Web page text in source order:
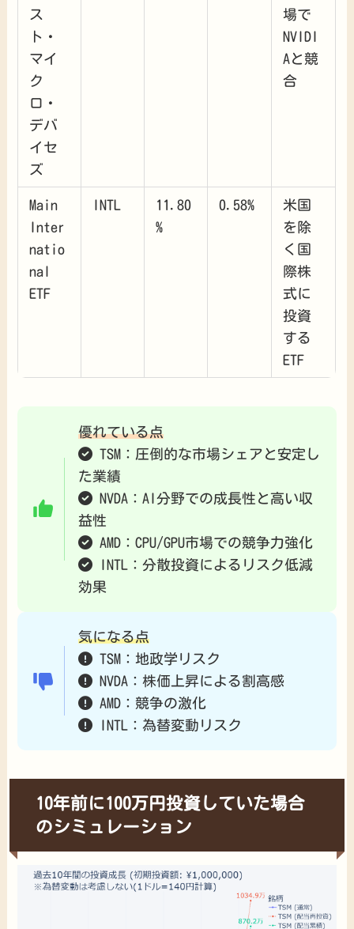
ス
ト・
マイ
ク
ロ・
デバ
イセ
ズ
場で
NVIDI
Aと競
合
Main
Inter
natio
nal
ETF
INTL
11.80
%
0.58%
米国
を除
く国
際株
式に
投資
する
ETF
優れている点
TSM：圧倒的な市場シェアと安定し
た業績
NVDA：AI分野での成長性と高い収
益性
AMD：CPU/GPU市場での競争力強化
INTL：分散投資によるリスク低減
効果
気になる点
TSM：地政学リスク
NVDA：株価上昇による割高感
AMD：競争の激化
INTL：為替変動リスク
10年前に100万円投資していた場合
のシミュレーション